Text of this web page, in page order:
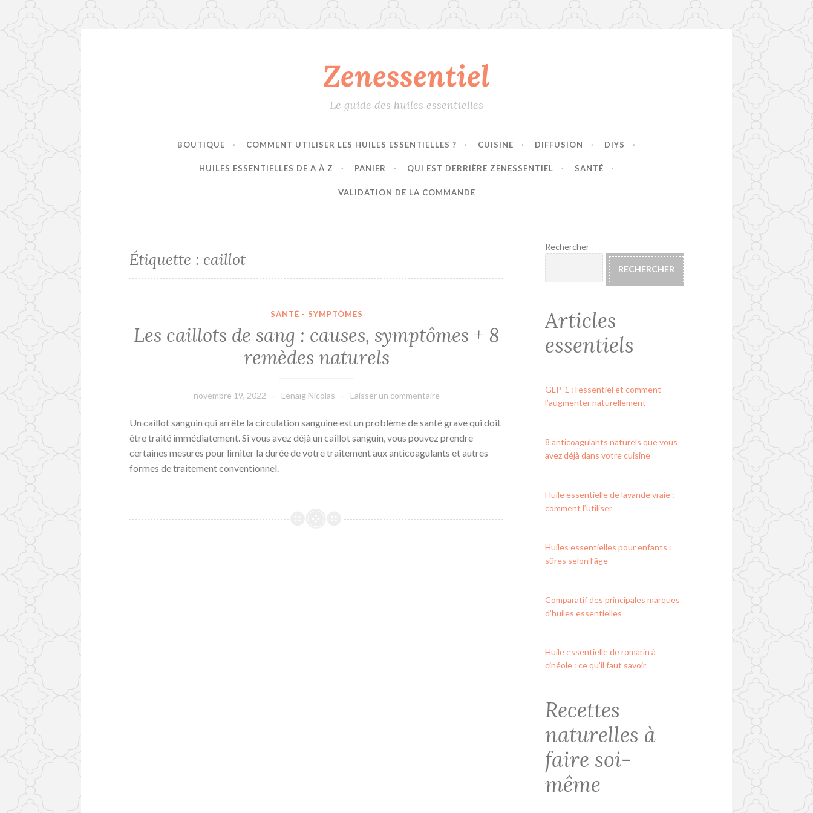
Zenessentiel
Le guide des huiles essentielles
BOUTIQUE COMMENT UTILISER LES HUILES ESSENTIELLES ? CUISINE DIFFUSION DIYS
HUILES ESSENTIELLES DE A À Z PANIER QUI EST DERRIÈRE ZENESSENTIEL SANTÉ
VALIDATION DE LA COMMANDE
Étiquette : caillot
SANTÉ - SYMPTÔMES
Les caillots de sang : causes, symptômes + 8
remèdes naturels
novembre 19, 2022 Lenaïg Nicolas Laisser un commentaire
Un caillot sanguin qui arrête la circulation sanguine est un problème de santé grave qui doit
être traité immédiatement. Si vous avez déjà un caillot sanguin, vous pouvez prendre
certaines mesures pour limiter la durée de votre traitement aux anticoagulants et autres
formes de traitement conventionnel.
Rechercher
RECHERCHER
Articles
essentiels
GLP-1 : l’essentiel et comment
l’augmenter naturellement
8 anticoagulants naturels que vous
avez déjà dans votre cuisine
Huile essentielle de lavande vraie :
comment l’utiliser
Huiles essentielles pour enfants :
sûres selon l’âge
Comparatif des principales marques
d’huiles essentielles
Huile essentielle de romarin à
cinéole : ce qu’il faut savoir
Recettes
naturelles à
faire soi-
même